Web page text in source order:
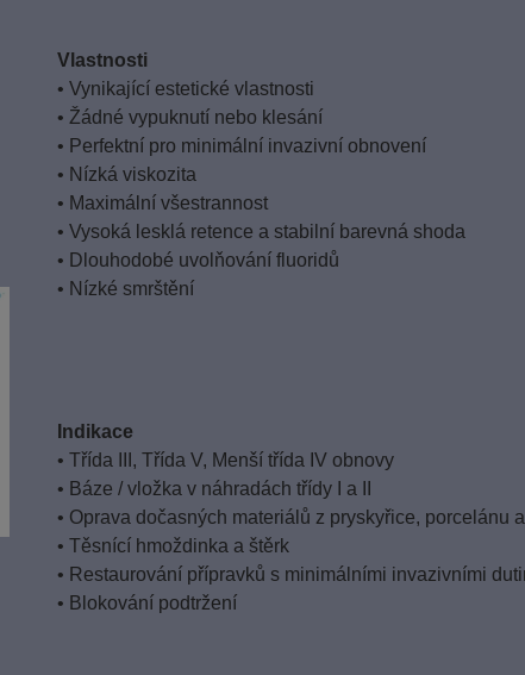
Vlastnosti
• Vynikající estetické vlastnosti
• Žádné vypuknutí nebo klesání
• Perfektní pro minimální invazivní obnovení
• Nízká viskozita
• Maximální všestrannost
• Vysoká lesklá retence a stabilní barevná shoda
• Dlouhodobé uvolňování fluoridů
• Nízké smrštění
Indikace
• Třída III, Třída V, Menší třída IV obnovy
• Báze / vložka v náhradách třídy I a II
• Oprava dočasných materiálů z pryskyřice, porcelánu
• Těsnící hmoždinka a štěrk
• Restaurování přípravků s minimálními invazivními
• Blokování podtržení